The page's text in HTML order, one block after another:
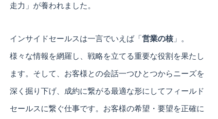
走力」が養われました。
インサイドセールスは一言でいえば「 営業の核」。
様々な情報を網羅し、戦略を立てる重要な役割を果たし
ます。そして、お客様との会話一つひとつからニーズを
深く掘り下げ、成約に繋がる最適な形にしてフィールド
セールスに繋ぐ仕事です。お客様の希望・要望を正確に